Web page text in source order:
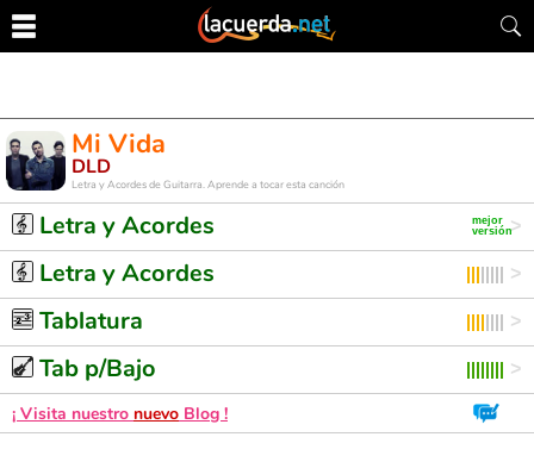
Mi Vida
DLD
Letra y Acordes de Guitarra. Aprende a tocar esta canción
Letra y Acordes
Letra y Acordes
Tablatura
Tab p/Bajo
¡ Visita nuestro nuevo Blog !